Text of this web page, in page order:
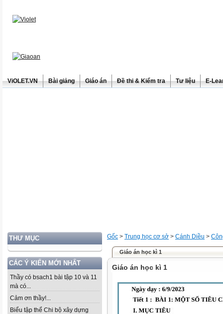
ViOLET.VN Bài giảng Giáo án Đề thi & Kiểm tra Tư liệu E-
THƯ MỤC
CÁC Ý KIẾN MỚI NHẤT
Thầy có bsach1 bài tập 10 và 11
mà có...
Cảm ơn thầy!...
Biểu tập thể Chi bộ xây dựng
Gốc > Trung học cơ sở > Cánh Diều >
Giáo án học kì 1
Giáo án học kì 1